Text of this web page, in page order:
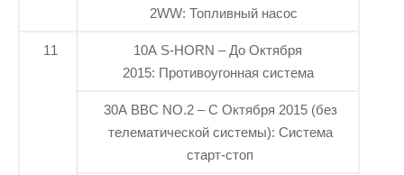
2WW: Топливный насос
11
10A S-HORN – До Октября
2015: Противоугонная система
30A BBC NO.2 – С Октября 2015 (без
телематической системы): Система
старт-стоп